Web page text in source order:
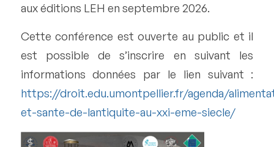
aux éditions LEH en septembre 2026.
Cette conférence est ouverte au public et il
est possible de s’inscrire en suivant les
informations données par le lien suivant :
https://droit.edu.umontpellier.fr/agenda/
et-sante-de-lantiquite-au-xxi-eme-siecle/